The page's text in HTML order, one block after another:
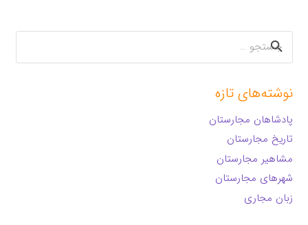
جستجو
برای:
نوشته‌های تازه
پادشاهان مجارستان
تاریخ مجارستان
مشاهیر مجارستان
شهرهای مجارستان
زبان مجاری